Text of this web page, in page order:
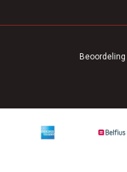
Beoordeling